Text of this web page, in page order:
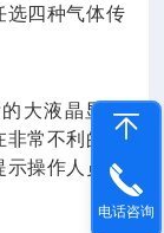
选四种气体传
大液晶显示
常不利的工
示操作人员预
电话咨询